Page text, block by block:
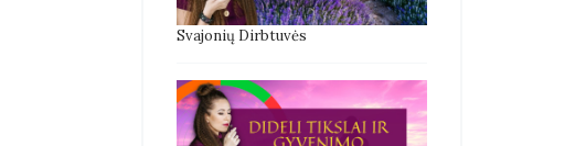
Svajonių Dirbtuvės